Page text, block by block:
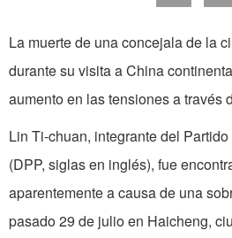
La muerte de una concejala de la
durante su visita a China
aumento en las tensiones a través
Lin Ti-chuan, integrante del
(DPP, siglas en inglés), fue
aparentemente a causa de una
pasado 29 de julio en Haicheng,